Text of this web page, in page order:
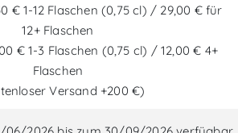
€ 1-12 Flaschen (0,75 cl) / 29,00 € für
12+ Flaschen
€ 1-3 Flaschen (0,75 cl) / 12,00 € 4+
Flaschen
Versand +200 €)